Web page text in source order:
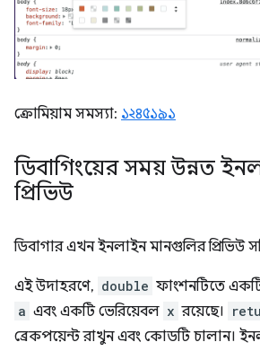
ক্রোমিয়াম সমস্যা: ১২৪৫১৯১
ডিবাগিংয়ের সময় উন্নত
প্রিভিউ
ডিবাগার এখন ইনলাইন মানগুলির প্রিভিউ
এই উদাহরণে, double ফাংশনটিতে
a এবং একটি ভেরিয়েবল x রয়েছে।
ব্রেকপয়েন্ট রাখুন এবং কোডটি চালান।